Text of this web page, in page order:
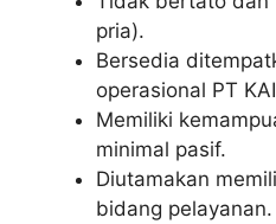
pria).
Bersedia
operasional PT
Memiliki
minimal pasif.
Diutamakan
bidang pelayanan.